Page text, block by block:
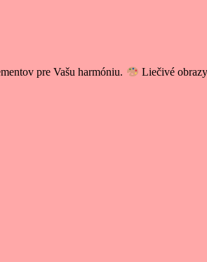
pre Vašu harmóniu. Liečivé